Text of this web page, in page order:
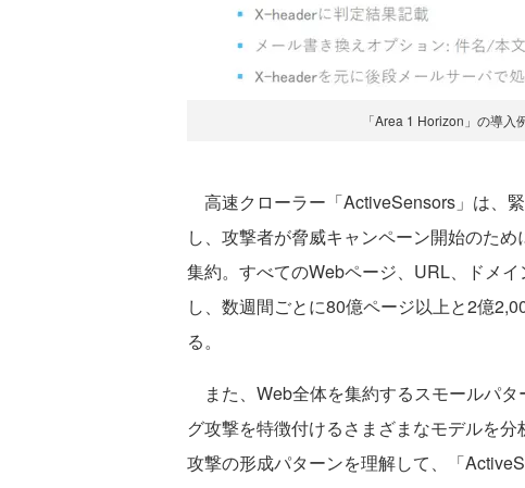
「Area 1 Horizon」の導入
高速クローラー「ActiveSensors」は、
し、攻撃者が脅威キャンペーン開始のた
集約。すべてのWebページ、URL、ドメ
し、数週間ごとに80億ページ以上と2億
る。
また、Web全体を集約するスモールパ
グ攻撃を特徴付けるさまざまなモデルを
攻撃の形成パターンを理解して、「